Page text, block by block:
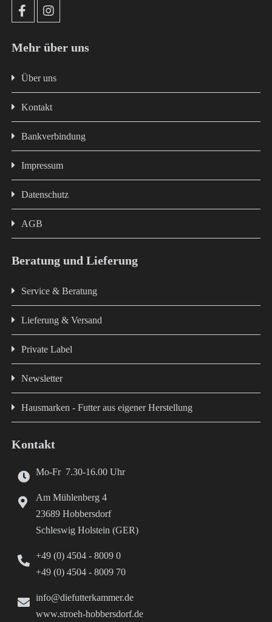
Mehr über uns
Über uns
Kontakt
Bankverbindung
Impressum
Datenschutz
AGB
Beratung und Lieferung
Service & Beratung
Lieferung & Versand
Private Label
Newsletter
Hausmarken - Futter aus eigener Herstellung
Kontakt
Mo-Fr 7.30-16.00 Uhr
Am Mühlenberg 4
23689 Hobbersdorf
Schleswig Holstein (GER)
+49 (0) 4504 - 8009 0
+49 (0) 4504 - 8009 70
info@diefutterkammer.de
www.stroeh-hobbersdorf.de